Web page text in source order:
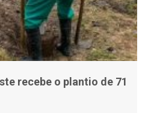
recebe o plantio de 71